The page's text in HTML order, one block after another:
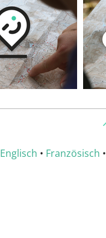
Englisch • Französisch •